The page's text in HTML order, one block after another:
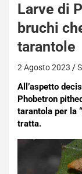
Larve di
bruchi
tarantole
2 Agosto 2023
All’aspetto
Phobetron
tarantola per la
tratta.